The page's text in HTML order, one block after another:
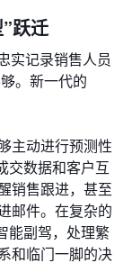
跃迁
实记录销售人员
。新一代的
主动进行预测性
交数据和客户互
销售跟进，甚至
邮件。在复杂的
能副驾，处理繁
和临门一脚的决